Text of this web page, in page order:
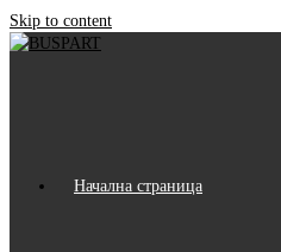
Skip to content
Начална страница